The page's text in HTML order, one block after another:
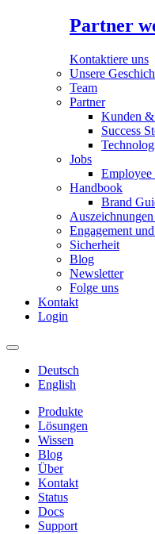
Partner
Kontaktiere uns
Unsere
Team
Partner
Kunden
Success
Jobs
Employee
Handbook
Brand
Engagement
Sicherheit
Blog
Newsletter
Folge uns
Kontakt
Login
Deutsch
English
Produkte
Lösungen
Wissen
Blog
Über
Kontakt
Status
Docs
Support